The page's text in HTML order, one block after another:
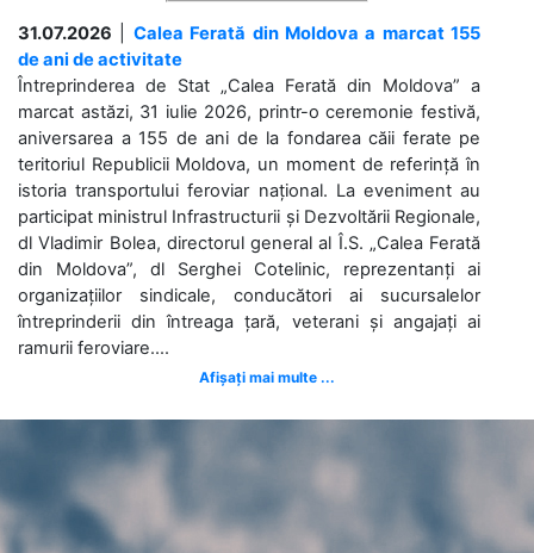
31.07.2026
Calea Ferată din Moldova a marcat 155
de ani de activitate
Întreprinderea de Stat „Calea Ferată din Moldova” a
marcat astăzi, 31 iulie 2026, printr-o ceremonie festivă,
aniversarea a 155 de ani de la fondarea căii ferate pe
teritoriul Republicii Moldova, un moment de referință în
istoria transportului feroviar național. La eveniment au
participat ministrul Infrastructurii și Dezvoltării Regionale,
dl Vladimir Bolea, directorul general al Î.S. „Calea Ferată
din Moldova”, dl Serghei Cotelinic, reprezentanți ai
organizațiilor sindicale, conducători ai sucursalelor
întreprinderii din întreaga țară, veterani și angajați ai
ramurii feroviare....
Afișați mai multe ...